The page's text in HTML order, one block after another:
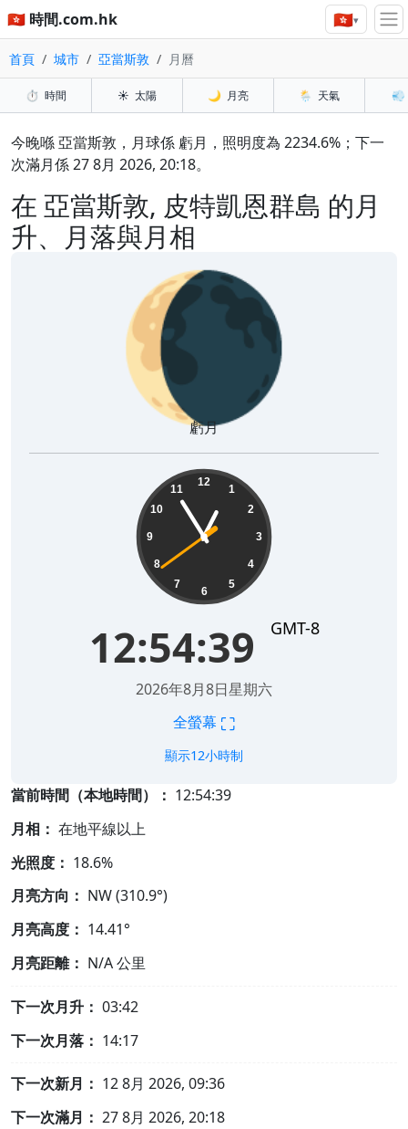
🇭🇰 時間.com.hk 🇭🇰▾
首頁 城市 亞當斯敦 月曆
⏱️ 時間 ☀️ 太陽 🌙 月亮 🌦️ 天氣 💨
在 亞當斯敦, 皮特凱恩群島 的月
升、月落與月相
今晚喺 亞當斯敦，月球係 虧月，照明度為 2234.6%；下一
次滿月係 27 8月 2026, 20:18。
🌘
虧月
12
1
2
3
4
5
6
7
8
9
10
11
12:54:40 GMT-8
2026年8月8日星期六
全螢幕 ⛶
顯示12小時制
當前時間（本地時間）： 12:54:40
月相： 在地平線以上
光照度： 18.6%
月亮方向： NW (310.9°)
月亮高度： 14.41°
月亮距離： N/A公里
下一次月升： 03:42
下一次月落： 14:17
下一次新月： 12 8月 2026, 09:36
下一次滿月： 27 8月 2026, 20:18